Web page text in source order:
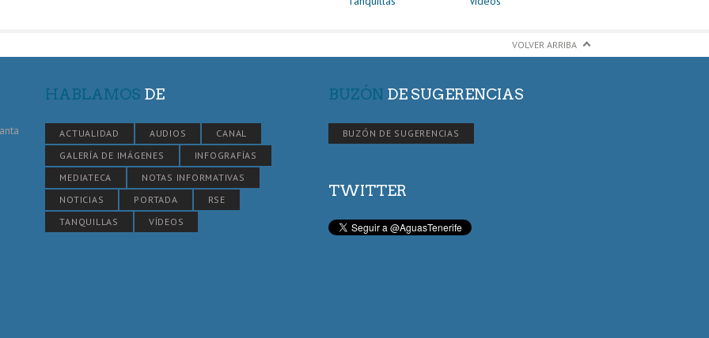
VOLVER ARRIBA
HABLAMOS DE
ACTUALIDAD AUDIOS
CANAL
GALERÍA DE IMÁGENES
INFOGRAFÍAS
MEDIATECA
NOTAS INFORMATIVAS
NOTICIAS
PORTADA
RSE
TANQUILLAS
VÍDEOS
BUZÓN DE SUGERENCIAS
BUZÓN DE SUGERENCIAS
TWITTER